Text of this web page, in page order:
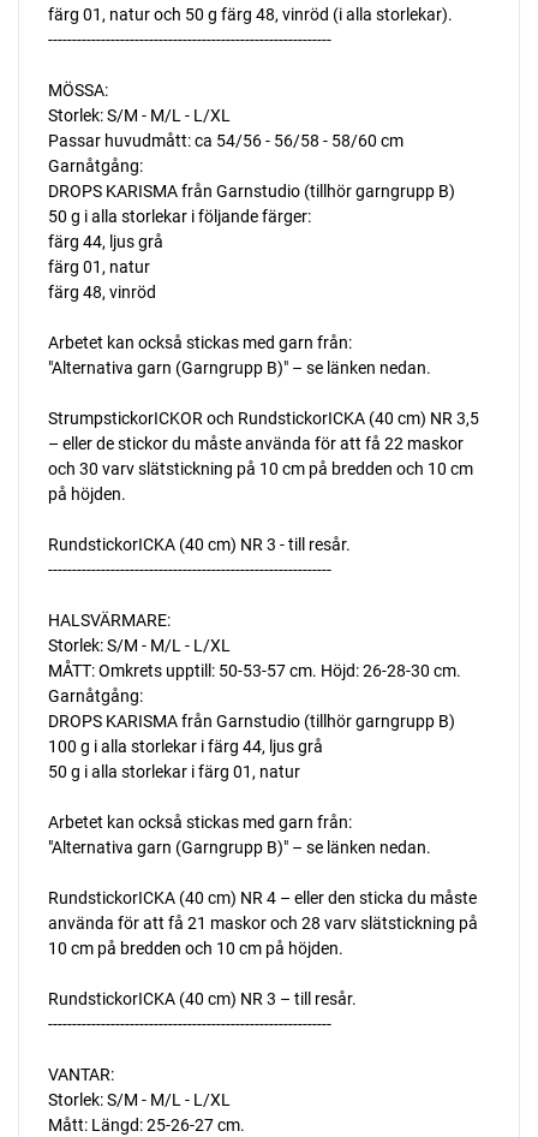
färg 01, natur och 50 g färg 48, vinröd (i alla storlekar).
-----------------------------------------------------------
MÖSSA:
Storlek: S/M - M/L - L/XL
Passar huvudmått: ca 54/56 - 56/58 - 58/60 cm
Garnåtgång:
DROPS KARISMA från Garnstudio (tillhör garngrupp B)
50 g i alla storlekar i följande färger:
färg 44, ljus grå
färg 01, natur
färg 48, vinröd
Arbetet kan också stickas med garn från:
"Alternativa garn (Garngrupp B)" – se länken nedan.
StrumpstickorICKOR och RundstickorICKA (40 cm) NR 3,5
– eller de stickor du måste använda för att få 22 maskor
och 30 varv slätstickning på 10 cm på bredden och 10 cm
på höjden.
RundstickorICKA (40 cm) NR 3 - till resår.
-----------------------------------------------------------
HALSVÄRMARE:
Storlek: S/M - M/L - L/XL
MÅTT: Omkrets upptill: 50-53-57 cm. Höjd: 26-28-30 cm.
Garnåtgång:
DROPS KARISMA från Garnstudio (tillhör garngrupp B)
100 g i alla storlekar i färg 44, ljus grå
50 g i alla storlekar i färg 01, natur
Arbetet kan också stickas med garn från:
"Alternativa garn (Garngrupp B)" – se länken nedan.
RundstickorICKA (40 cm) NR 4 – eller den sticka du måste
använda för att få 21 maskor och 28 varv slätstickning på
10 cm på bredden och 10 cm på höjden.
RundstickorICKA (40 cm) NR 3 – till resår.
-----------------------------------------------------------
VANTAR:
Storlek: S/M - M/L - L/XL
Mått: Längd: 25-26-27 cm.